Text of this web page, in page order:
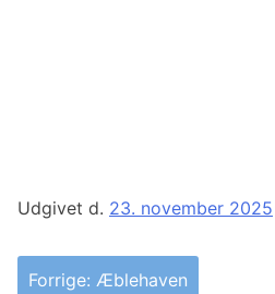
Udgivet d. 23. november 2025
Indlægsnavigation
Forrige: Æblehaven